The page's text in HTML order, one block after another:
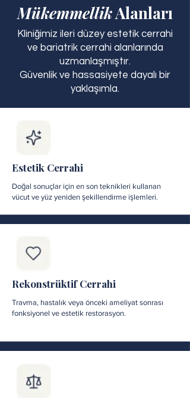
MükemmellikAlanları
Kliniğimiz ileri düzey estetik cerrahi
ve bariatrik cerrahi alanlarında
uzmanlaşmıştır.
Güvenlik ve hassasiyete dayalı bir
yaklaşımla.
Estetik Cerrahi
Doğal sonuçlar için en son teknikleri kullanan
vücut ve yüz yeniden şekillendirme işlemleri.
Rekonstrüktif Cerrahi
Travma, hastalık veya önceki ameliyat sonrası
fonksiyonel ve estetik restorasyon.